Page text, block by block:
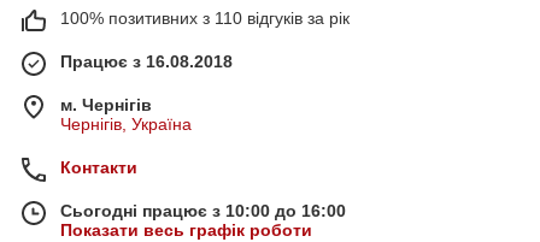
100% позитивних з 110 відгуків за рік
Працює з 16.08.2018
м. Чернігів
Чернігів, Україна
Контакти
Сьогодні працює з 10:00 до 16:00
Показати весь графік роботи